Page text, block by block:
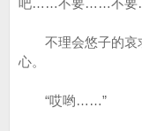
吧……不要……不
不理会悠子的哀
心。
“哎哟……”